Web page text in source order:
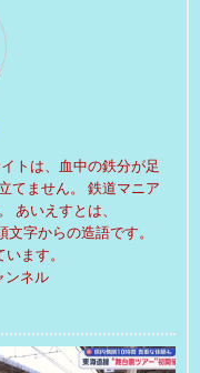
トは、血中の鉄分が足
てません。 鉄道マニア
あいえすとは、
文字からの造語です。
ます。
ンネル